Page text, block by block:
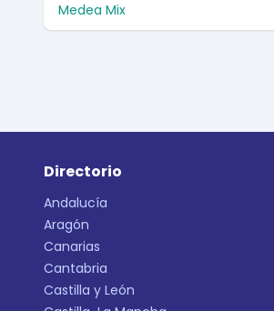
Medea Mix
Directorio
Andalucía
Aragón
Canarias
Cantabria
Castilla y León